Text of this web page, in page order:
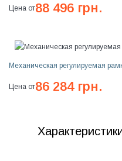
Цена от88 496 грн.
Механическая регулируемая
Цена от86 284 грн.